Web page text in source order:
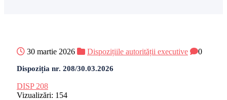
30 martie 2026 Dispozițiile autorității executive 0
Dispoziția nr. 208/30.03.2026
DISP 208
Vizualizări: 154